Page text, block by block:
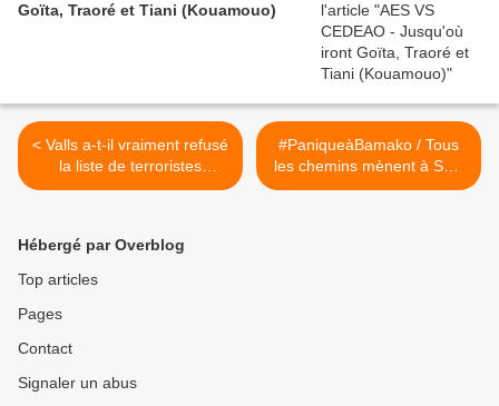
Goïta, Traoré et Tiani (Kouamouo)
< Valls a-t-il vraiment refusé
la liste de terroristes
français des services
#PaniqueàBamako / Tous
les chemins mènent à SAS
(#LivreDoccaseDuMoment)
Hébergé par Overblog
Top articles
Pages
Contact
Signaler un abus